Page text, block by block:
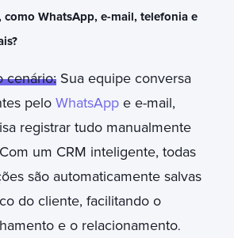
como WhatsApp, e-mail, telefonia e
cenário: Sua equipe conversa
pelo WhatsApp e e-mail,
registrar tudo manualmente
um CRM inteligente, todas
são automaticamente salvas
do cliente, facilitando o
e o relacionamento.